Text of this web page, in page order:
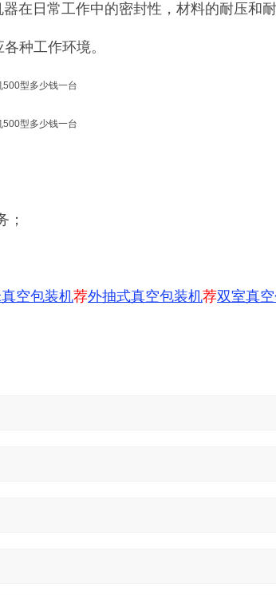
在日常工作中的密封性，材料的耐压和
种工作环境。
；
空包装机荐外抽式真空包装机荐双室真